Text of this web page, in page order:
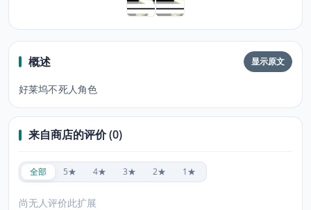
概述 显示原文
好莱坞不死人角色
来自商店的评价 (0)
全部 5★ 4★ 3★ 2★ 1★
尚无人评价此扩展